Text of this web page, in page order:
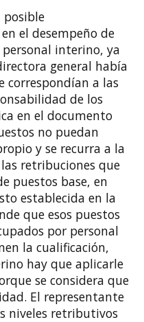
posible
el desempeño de
interino, ya
general había
correspondían a las
de los
en el documento
no puedan
y se recurra a la
retribuciones que
puestos base, en
establecida en la
que esos puestos
por personal
la cualificación,
hay que aplicarle
se considera que
El representante
niveles retributivos